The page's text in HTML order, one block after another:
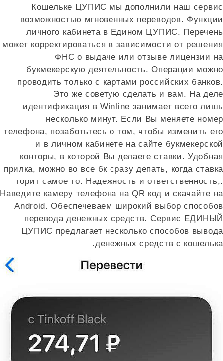
Кошельке ЦУПИС мы дополнили наш сервис
возможностью мгновенных переводов. Функции
личного кабинета в Едином ЦУПИС. Перечень
может корректироваться в зависимости от решения
ФНС о выдаче или отзыве лицензии на
букмекерскую деятельность. Операции можно
проводить только с картами российских банков.
Это же советую сделать и вам. На деле
идентификация в Winline занимает всего лишь
несколько минут. Если Вы меняете номер
телефона, позаботьтесь о том, чтобы изменить его
и в личном кабинете на сайте букмекерской
конторы, в которой Вы делаете ставки. Удобная
прилка, можно во все бк сразу депать, когда ставка
горит самое то. Надежность и ответственность;.
Наведите камеру телефона на QR код и скачайте на
Android. Обеспечеваем широкий выбор способов
перевода денежных средств. Сервис ЕДИНЫЙ
ЦУПИС предлагает несколько способов вывода
денежных средств с кошелька.